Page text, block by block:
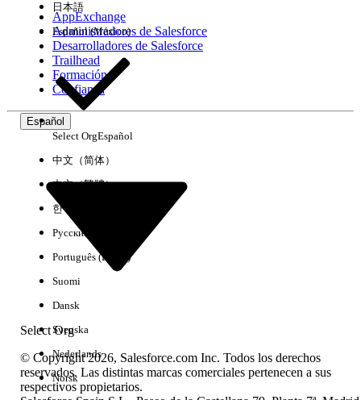
Experiencia
No hay resultados
AppExchange
Administradores de Salesforce
Desarrolladores de Salesforce
Trailhead
Formación
Confianza
Español
Select Org
日本語
Español (México)
Select OrgEspañol
中文（简体）
中文（繁體）
한국어
Русский
Português (Brasil)
Suomi
Dansk
Svenska
Nederlands
Norsk
© Copyright 2026, Salesforce.com Inc. Todos los derechos
reservados. Las distintas marcas comerciales pertenecen a sus
respectivos propietarios.